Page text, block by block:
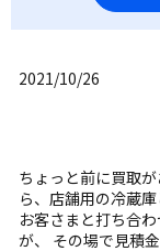
2021/10/26
ちょっと前に買取
ら、店舗用の冷蔵
お客さまと打ち合
が、 その場で見積